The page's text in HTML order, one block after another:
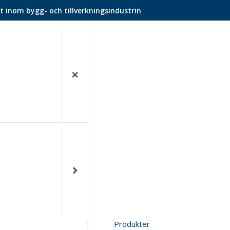
inom bygg- och tillverkningsindustrin
Produkter